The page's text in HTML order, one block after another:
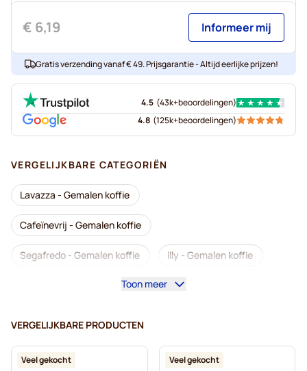
€ 6,19 Informeer mij
Gratis verzending vanaf € 49. Prijsgarantie - Altijd eerlijke prijzen!
4.5 (43k+beoordelingen)
4.8 (125k+beoordelingen)
VERGELIJKBARE CATEGORIËN
Lavazza - Gemalen koffie
Cafeïnevrij - Gemalen koffie
Segafredo - Gemalen koffie illy - Gemalen koffie
Kaffekapslen - Gemalen koffie
Toon meer
VERGELIJKBARE PRODUCTEN
Veel gekocht Veel gekocht